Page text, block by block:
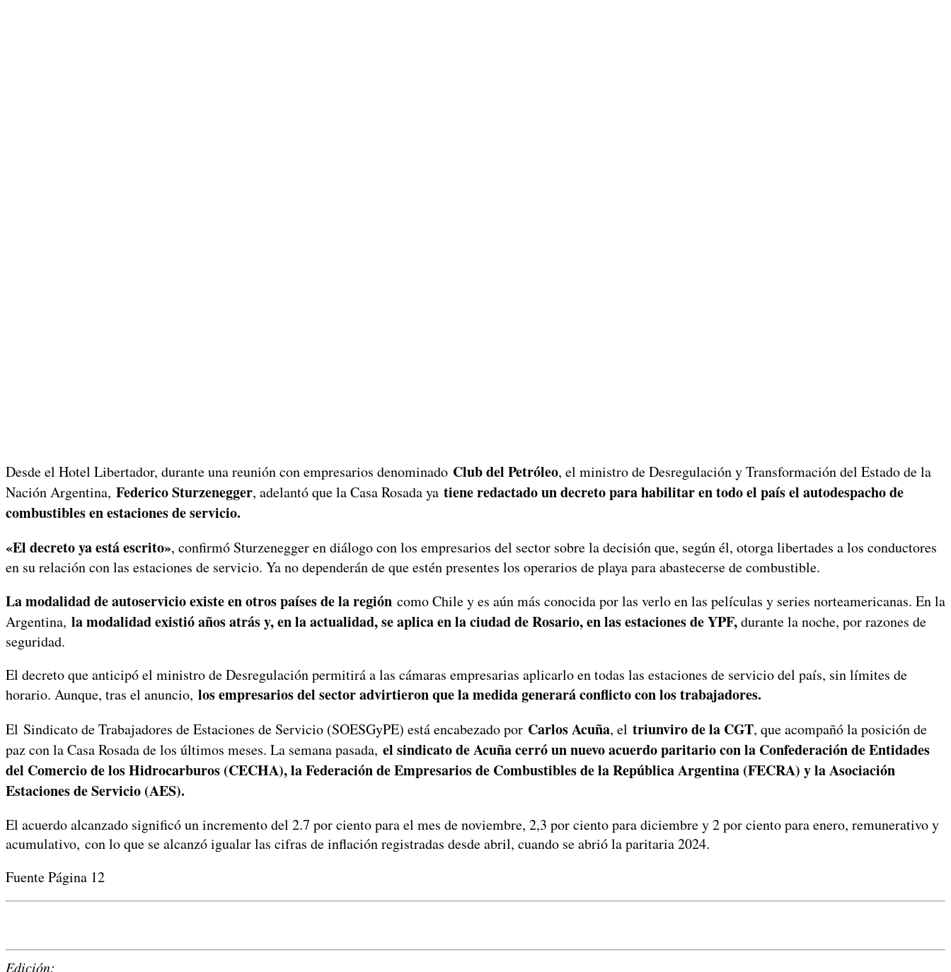
Desde el Hotel Libertador, durante una reunión con empresarios denominado Club del Petróleo, el ministro de Desregulación y Transformación del Estado de la
Nación Argentina, Federico Sturzenegger, adelantó que la Casa Rosada ya tiene redactado un decreto para habilitar en todo el país el autodespacho de
combustibles en estaciones de servicio.
«El decreto ya está escrito», confirmó Sturzenegger en diálogo con los empresarios del sector sobre la decisión que, según él, otorga libertades a los conductores
en su relación con las estaciones de servicio. Ya no dependerán de que estén presentes los operarios de playa para abastecerse de combustible.
La modalidad de autoservicio existe en otros países de la región como Chile y es aún más conocida por las verlo en las películas y series norteamericanas. En la
Argentina, la modalidad existió años atrás y, en la actualidad, se aplica en la ciudad de Rosario, en las estaciones de YPF,durante la noche, por razones de
seguridad.
El decreto que anticipó el ministro de Desregulación permitirá a las cámaras empresarias aplicarlo en todas las estaciones de servicio del país, sin límites de
horario. Aunque, tras el anuncio, los empresarios del sector advirtieron que la medida generará conflicto con los trabajadores.
El Sindicato de Trabajadores de Estaciones de Servicio (SOESGyPE) está encabezado por Carlos Acuña, el triunviro de la CGT, que acompañó la posición de
paz con la Casa Rosada de los últimos meses. La semana pasada, el sindicato de Acuña cerró un nuevo acuerdo paritario con la Confederación de Entidades
del Comercio de los Hidrocarburos (CECHA), la Federación de Empresarios de Combustibles de la República Argentina (FECRA) y la Asociación
Estaciones de Servicio (AES).
El acuerdo alcanzado significó un incremento del 2.7 por ciento para el mes de noviembre, 2,3 por ciento para diciembre y 2 por ciento para enero, remunerativo y
acumulativo, con lo que se alcanzó igualar las cifras de inflación registradas desde abril, cuando se abrió la paritaria 2024.
Fuente Página 12
Edición: